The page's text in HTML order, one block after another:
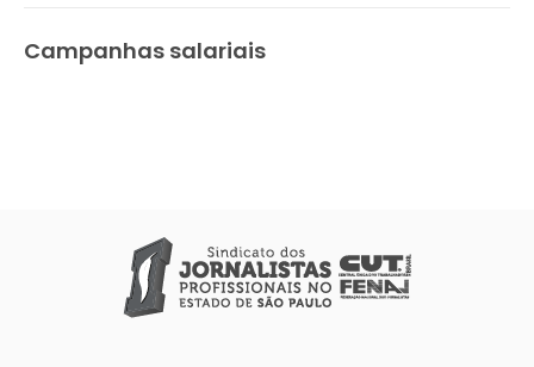
Campanhas salariais